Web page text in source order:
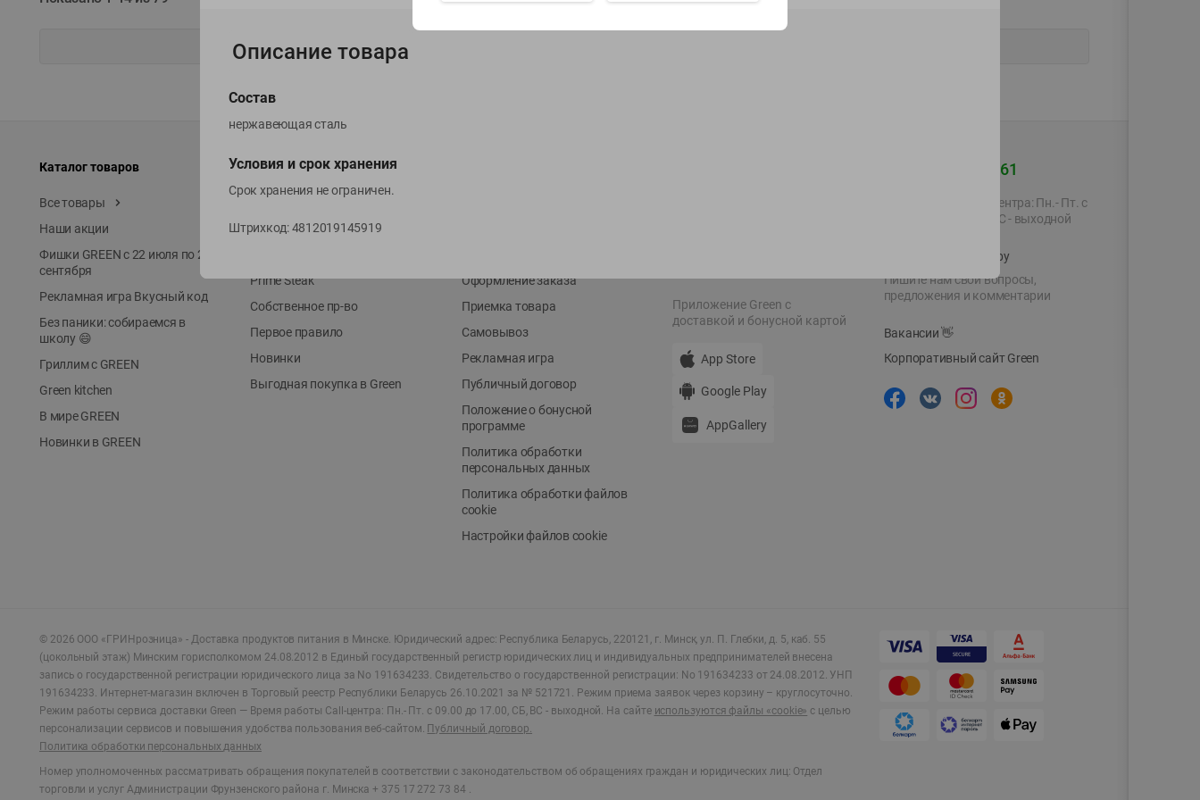
Каталог товаров
Все товары
Наши акции
Фишки GREEN с 22 июля по 22
сентября
Рекламная игра Вкусный код
Без паники: собираемся в
школу 😄
Гриллим с GREEN
Green kitchen
В мире GREEN
Новинки в GREEN
Специально для вас
Местное известное
Prime Steak
Собственное пр-во
Первое правило
Новинки
Выгодная покупка в Green
Оформление заказа
Приемка товара
Самовывоз
Рекламная игра
Публичный договор
Положение о бонусной
программе
Политика обработки
персональных данных
Политика обработки файлов
cookie
Настройки файлов cookie
Приложение Green c
доставкой и бонусной картой
App Store
Google Play
AppGallery
+375 44 560-60-61
Время работы Call-центра: Пн.- Пт. с
09.00 до 17.00, СБ, ВС - выходной
shop@green-market.by
Пишите нам свои вопросы,
предложения и комментарии
Вакансии👋
Корпоративный сайт Green
© 2026 ООО «ГРИНрозница» - Доставка продуктов питания в Минске. Юридический адрес: Республика Беларусь, 220121, г. Минск, ул. П. Глебки, д. 5, каб. 55
(цокольный этаж) Минским горисполкомом 24.08.2012 в Единый государственный регистр юридических лиц и индивидуальных предпринимателей внесена
запись о государственной регистрации юридического лица за No 191634233. Свидетельство о государственной регистрации: No 191634233 от 24.08.2012. УНП
191634233. Интернет-магазин включен в Торговый реестр Республики Беларусь 26.10.2021 за № 521721. Режим приема заявок через корзину – круглосуточно.
Режим работы сервиса доставки Green — Время работы Call-центра: Пн.- Пт. с 09.00 до 17.00, СБ, ВС - выходной. На сайте используются файлы «cookie» с целью
персонализации сервисов и повышения удобства пользования веб-сайтом. Публичный договор.
Политика обработки персональных данных
Номер уполномоченных рассматривать обращения покупателей в соответствии с законодательством об обращениях граждан и юридических лиц: Отдел
торговли и услуг Администрации Фрунзенского района г. Минска + 375 17 272 73 84 .
Описание товара
Состав
нержавеющая сталь
Условия и срок хранения
Срок хранения не ограничен.
Штрихкод:4812019145919